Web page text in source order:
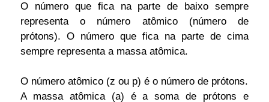
O número que fica na parte de baixo sempre
representa o número atômico (número de
prótons). O número que fica na parte de cima
sempre representa a massa atômica.
O número atômico (z ou p) é o número de prótons.
A massa atômica (a) é a soma de prótons e